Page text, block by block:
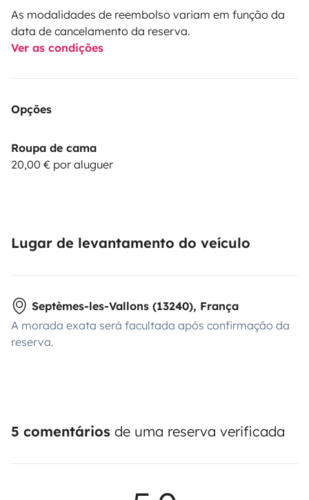
As modalidades de reembolso variam em função da
data de cancelamento da reserva.
Ver as condições
Opções
Roupa de cama
20,00 € por aluguer
Lugar de levantamento do veículo
Septèmes-les-Vallons (13240), França
A morada exata será facultada após confirmação da
reserva.
5 comentários de uma reserva verificada